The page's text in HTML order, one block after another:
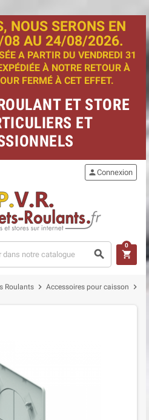
NOUS SERONS EN
08 AU 24/08/2026.
A PARTIR DU VENDREDI 31
À NOTRE RETOUR À
FERMÉ À CET EFFET.
ET STORE
ET
search
personConnexion
shopping_cart
0
Roulants chevron_right Accessoires pour caisson chevron_right